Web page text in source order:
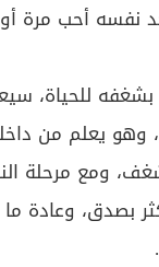
نفسه أحب مرة
بشغفه للحياة،
وهو يعلم من
ومع مرحلة
وعادة ما